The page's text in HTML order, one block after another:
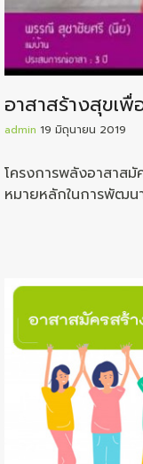
อาสาสร้างสุขเพื่
admin 19 มิถุนายน 2019
โครงการพลังอาสาสมั
หมายหลักในการพัฒน